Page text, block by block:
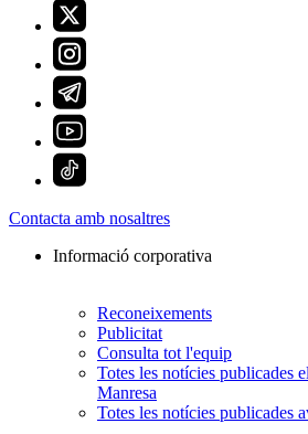
Contacta amb nosaltres
Informació corporativa
Reconeixements
Publicitat
Consulta tot l'equip
Totes les notícies publicades
Manresa
Totes les notícies publicades